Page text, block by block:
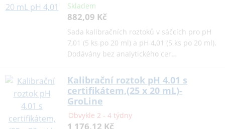
Skladem
882,09 Kč
Sada kalibračních roztoků v sáčcích pro pH
7,01 (5 ks po 20 ml) a pH 4,01 (5 ks po 20 ml).
Dodávány bez analytického cer…
Kalibrační roztok pH 4.01 s
certifikátem,(25 x 20 mL)-
GroLine
Obvykle 2 - 4 týdny
1 176,12 Kč